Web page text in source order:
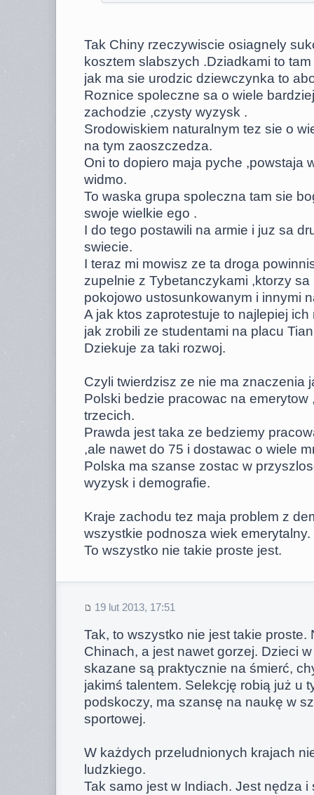
Tak Chiny rzeczywiscie osiagnely
kosztem slabszych .Dziadkami to
jak ma sie urodzic dziewczynka to
Roznice spoleczne sa o wiele
zachodzie ,czysty wyzysk .
Srodowiskiem naturalnym tez sie o
na tym zaoszczedza.
Oni to dopiero maja pyche ,powstaja
widmo.
To waska grupa spoleczna tam sie
swoje wielkie ego .
I do tego postawili na armie i juz sa
swiecie.
I teraz mi mowisz ze ta droga
zupelnie z Tybetanczykami ,ktorzy
pokojowo ustosunkowanym i innymi
A jak ktos zaprotestuje to najlepiej
jak zrobili ze studentami na placu
Dziekuje za taki rozwoj.
Czyli twierdzisz ze nie ma znaczenia
Polski bedzie pracowac na
trzecich.
Prawda jest taka ze bedziemy
,ale nawet do 75 i dostawac o wiele
Polska ma szanse zostac w
wyzysk i demografie.
Kraje zachodu tez maja problem z
wszystkie podnosza wiek emerytalny.
To wszystko nie takie proste jest.
19 lut 2013, 17:51
Tak, to wszystko nie jest takie proste.
Chinach, a jest nawet gorzej. Dzieci
skazane są praktycznie na śmierć,
jakimś talentem. Selekcję robią już u
podskoczy, ma szansę na naukę w
sportowej.
W każdych przeludnionych krajach
ludzkiego.
Tak samo jest w Indiach. Jest nędza